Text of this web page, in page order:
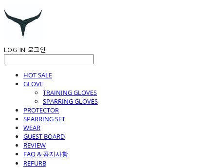
LOG IN 로그인
HOT SALE
GLOVE
TRAINING GLOVES
SPARRING GLOVES
PROTECTOR
SPARRING SET
WEAR
GUEST BOARD
REVIEW
FAQ & 공지사항
REFURB